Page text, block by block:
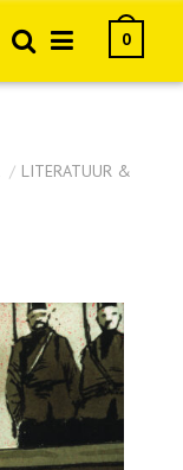
0
/ LITERATUUR &